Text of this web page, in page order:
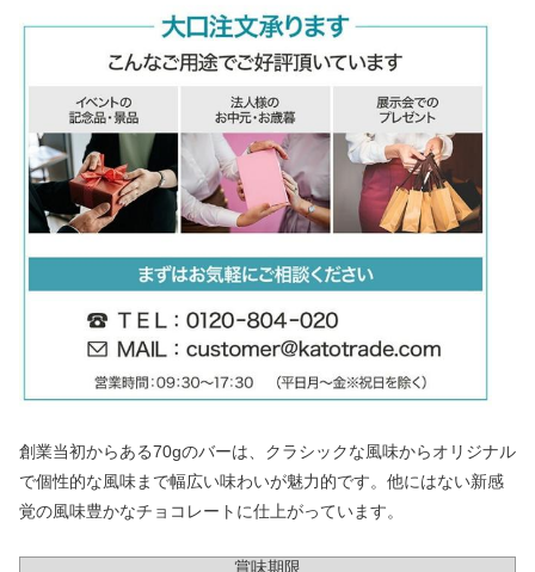
創業当初からある70gのバーは、クラシックな風味からオリジナル
で個性的な風味まで幅広い味わいが魅力的です。他にはない新感
覚の風味豊かなチョコレートに仕上がっています。
賞味期限